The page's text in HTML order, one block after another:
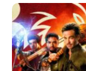
HD